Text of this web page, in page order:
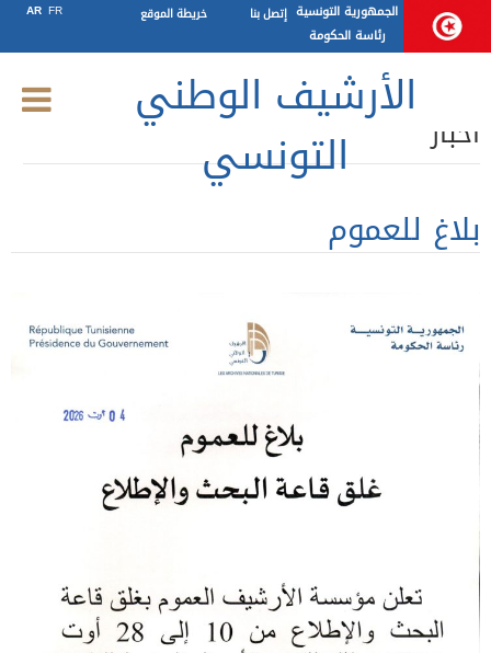
الجمهورية التونسية
رئاسة الحكومة
AR FR خريطة الموقع إتصل بنا
الأرشيف الوطني
التونسي
أخبار
بلاغ للعموم